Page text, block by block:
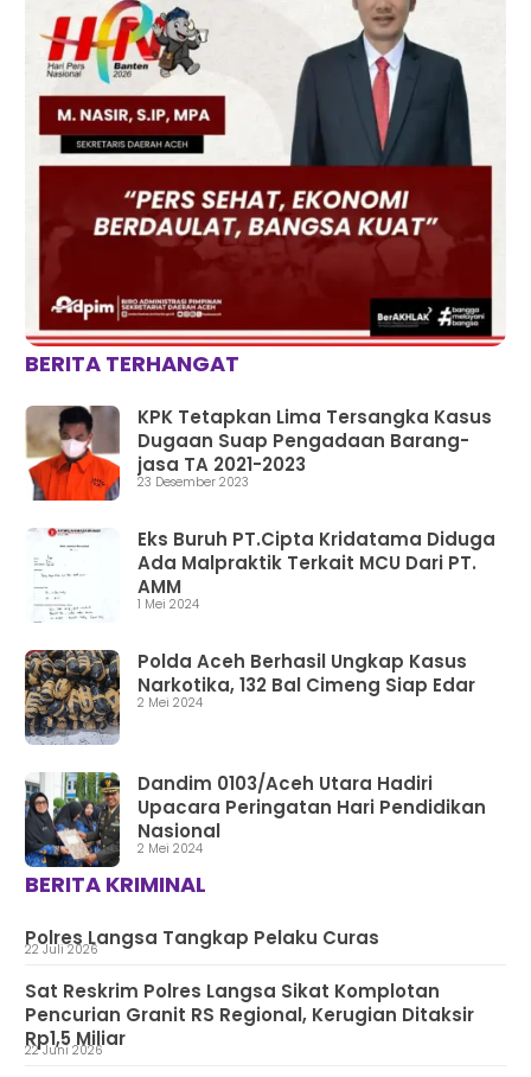
BERITA TERHANGAT
KPK Tetapkan Lima Tersangka Kasus
Dugaan Suap Pengadaan Barang-
jasa TA 2021-2023
23 Desember 2023
Eks Buruh PT.Cipta Kridatama Diduga
Ada Malpraktik Terkait MCU Dari PT.
AMM
1 Mei 2024
Polda Aceh Berhasil Ungkap Kasus
Narkotika, 132 Bal Cimeng Siap Edar
2 Mei 2024
Dandim 0103/Aceh Utara Hadiri
Upacara Peringatan Hari Pendidikan
Nasional
2 Mei 2024
BERITA KRIMINAL
Polres Langsa Tangkap Pelaku Curas
22 Juli 2026
Sat Reskrim Polres Langsa Sikat Komplotan
Pencurian Granit RS Regional, Kerugian Ditaksir
Rp1,5 Miliar
22 Juni 2026